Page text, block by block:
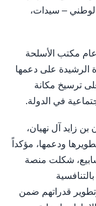
– سيدات،
مكتب الأسلحة
الرشيدة على دعمها
ترسيخ مكانة
في الدولة.
زايد آل نهيان،
ودعمها، مؤكداً
التي امتدت على مدار 4 أسابيع، شكلت منصة
قدراتهم ضمن